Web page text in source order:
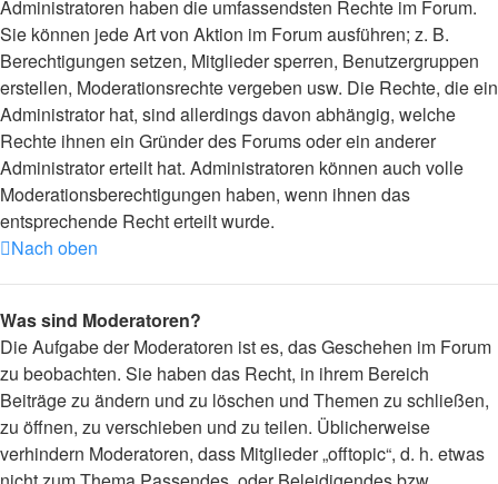
Administratoren haben die umfassendsten Rechte im Forum.
Sie können jede Art von Aktion im Forum ausführen; z. B.
Berechtigungen setzen, Mitglieder sperren, Benutzergruppen
erstellen, Moderationsrechte vergeben usw. Die Rechte, die ein
Administrator hat, sind allerdings davon abhängig, welche
Rechte ihnen ein Gründer des Forums oder ein anderer
Administrator erteilt hat. Administratoren können auch volle
Moderationsberechtigungen haben, wenn ihnen das
entsprechende Recht erteilt wurde.
Nach oben
Was sind Moderatoren?
Die Aufgabe der Moderatoren ist es, das Geschehen im Forum
zu beobachten. Sie haben das Recht, in ihrem Bereich
Beiträge zu ändern und zu löschen und Themen zu schließen,
zu öffnen, zu verschieben und zu teilen. Üblicherweise
verhindern Moderatoren, dass Mitglieder „offtopic“, d. h. etwas